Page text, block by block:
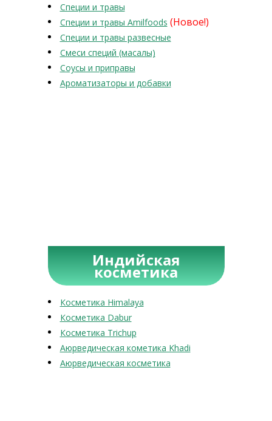
Специи и травы
Специи и травы Amilfoods (Новое!)
Специи и травы развесные
Смеси специй (масалы)
Соусы и приправы
Ароматизаторы и добавки
Индийская
косметика
Косметика Himalaya
Косметика Dabur
Косметика Trichup
Аюрведическая кометика Khadi
Аюрведическая косметика